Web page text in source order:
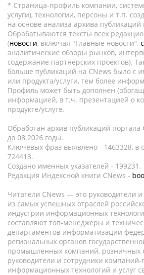
* Страница-профиль компании,
услуги), технологии, персоны и т.п.
на основе анализа архива публикаций
Обрабатываются тексты всех
(новости, включая "Главные новости",
аналитические обзоры рынков,
содержание партнёрских проектов).
больше публикаций на CNews было с
или продукта/услуги, тем более
Профиль может быть дополнен
информацией, в т.ч. презентацией о
продукте/услуге.
Обработан архив публикаций портала
до 08.2026 годы.
Ключевых фраз выявлено - 1463328, в
724413.
Создано именных указателей - 199231.
Редакция Индексной книги CNews -
Читатели CNews — это руководители
из самых успешных отраслей
индустрии информационных
составляют топ-менеджеры и
департаментов информатизации
региональных органов
промышленных компаний, розничных
руководители и сотрудники
информационных технологий и услуг